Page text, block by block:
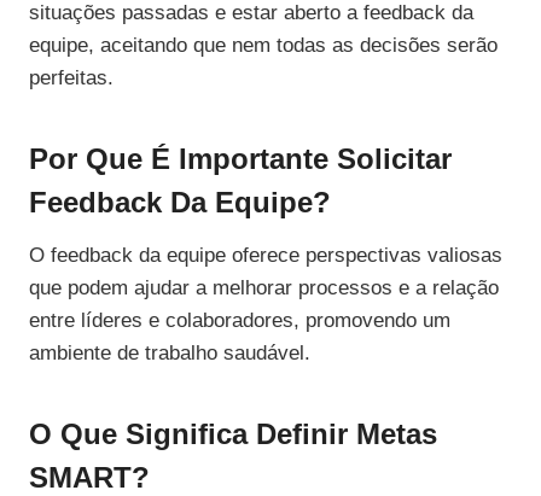
situações passadas e estar aberto a feedback da
equipe, aceitando que nem todas as decisões serão
perfeitas.
Por Que É Importante Solicitar
Feedback Da Equipe?
O feedback da equipe oferece perspectivas valiosas
que podem ajudar a melhorar processos e a relação
entre líderes e colaboradores, promovendo um
ambiente de trabalho saudável.
O Que Significa Definir Metas
SMART?